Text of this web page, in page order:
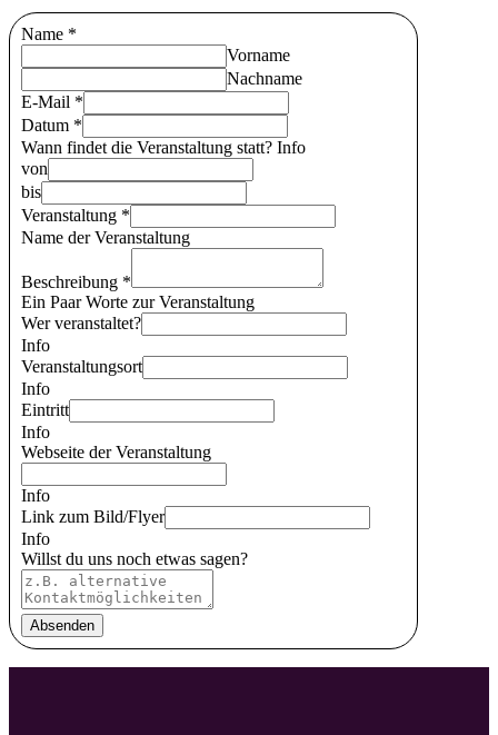
Name *
Vorname
Nachname
E-Mail *
Datum *
Wann findet die Veranstaltung statt? Info
von
bis
Veranstaltung *
Name der Veranstaltung
Beschreibung *
Ein Paar Worte zur Veranstaltung
Wer veranstaltet?
Info
Veranstaltungsort
Info
Eintritt
Info
Webseite der Veranstaltung
Info
Link zum Bild/Flyer
Info
Willst du uns noch etwas sagen?
Absenden